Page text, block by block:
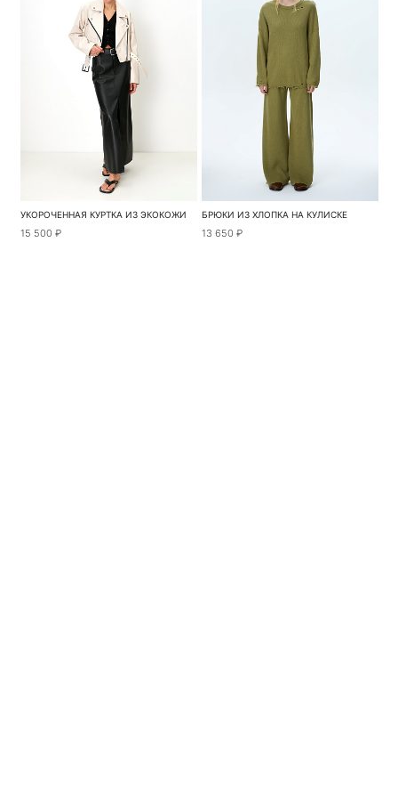
УКОРОЧЕННАЯ КУРТКА ИЗ ЭКОКОЖИ
15 500 ₽
БРЮКИ ИЗ ХЛОПКА НА КУЛИСКЕ
13 650 ₽